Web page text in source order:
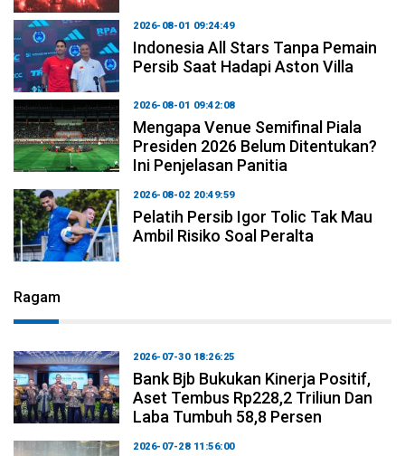
2026-08-01 09:24:49
Indonesia All Stars Tanpa Pemain
Persib Saat Hadapi Aston Villa
2026-08-01 09:42:08
Mengapa Venue Semifinal Piala
Presiden 2026 Belum Ditentukan?
Ini Penjelasan Panitia
2026-08-02 20:49:59
Pelatih Persib Igor Tolic Tak Mau
Ambil Risiko Soal Peralta
Ragam
2026-07-30 18:26:25
Bank Bjb Bukukan Kinerja Positif,
Aset Tembus Rp228,2 Triliun Dan
Laba Tumbuh 58,8 Persen
2026-07-28 11:56:00